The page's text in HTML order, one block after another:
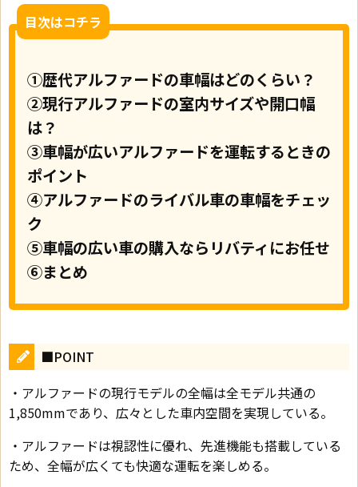
目次はコチラ
①歴代アルファードの車幅はどのくらい？
②現行アルファードの室内サイズや開口幅
は？
③車幅が広いアルファードを運転するときの
ポイント
④アルファードのライバル車の車幅をチェッ
ク
⑤車幅の広い車の購入ならリバティにお任せ
⑥まとめ
■POINT
・アルファードの現行モデルの全幅は全モデル共通の
1,850mmであり、広々とした車内空間を実現している。
・アルファードは視認性に優れ、先進機能も搭載している
ため、全幅が広くても快適な運転を楽しめる。